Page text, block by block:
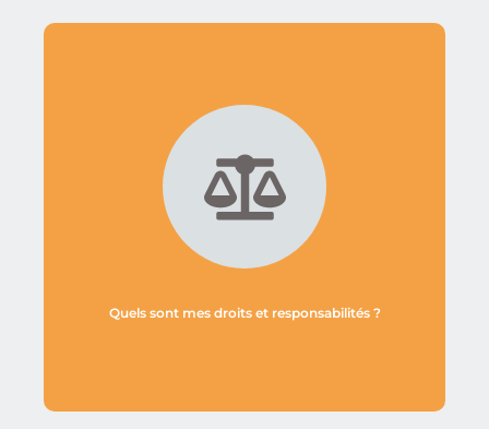
Quels sont mes droits et responsabilités ?